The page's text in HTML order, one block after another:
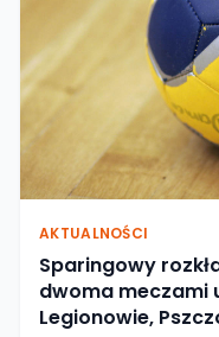
AKTUALNOŚCI
Sparingowy
dwoma meczami
Legionowie,